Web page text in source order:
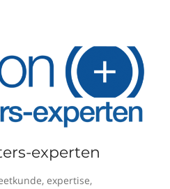
experten
expertise,